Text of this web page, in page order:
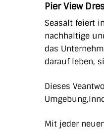
Pier View
Seasalt feiert
nachhaltige
das
darauf leben,
Dieses
Mit jeder